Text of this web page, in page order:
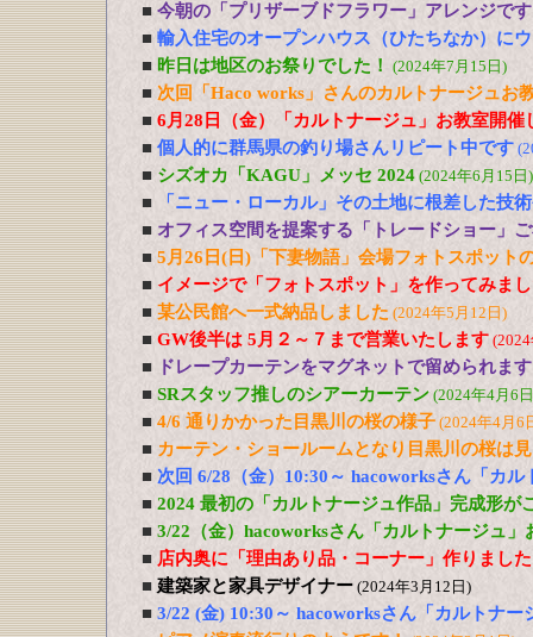
■ 今朝の「プリザーブドフラワー」アレンジです
■ 輸入住宅のオープンハウス（ひたちなか）に
■ 昨日は地区のお祭りでした！ (2024年7月15日)
■ 次回「Haco works」さんのカルトナージュ
■ 6月28日（金）「カルトナージュ」お教室開催
■ 個人的に群馬県の釣り場さんリピート中です
■ シズオカ「KAGU」メッセ 2024 (2024年6月15日)
■
「ニュー・ローカル」その土地に根差した技
■ オフィス空間を提案する「トレードショー」
■ 5月26日(日)「下妻物語」会場フォトスポット
■ イメージで「フォトスポット」を作ってみま
■ 某公民館へ一式納品しました (2024年5月12日)
■ GW後半は 5月２～７まで営業いたします
■
ドレープカーテンをマグネットで留められま
■ SRスタッフ推しのシアーカーテン (2024年4月6
■ 4/6 通りかかった目黒川の桜の様子 (2024年4月6
■ カーテン・ショールームとなり目黒川の桜は
■ 次回 6/28（金）10:30～ hacoworksさん「カ
■ 2024 最初の「カルトナージュ作品」完成形が
■ 3/22（金）hacoworksさん「カルトナージュ」
■ 店内奥に「理由あり品・コーナー」作りまし
■ 建築家と家具デザイナー (2024年3月12日)
■ 3/22 (金) 10:30～ hacoworksさん「カルトナー